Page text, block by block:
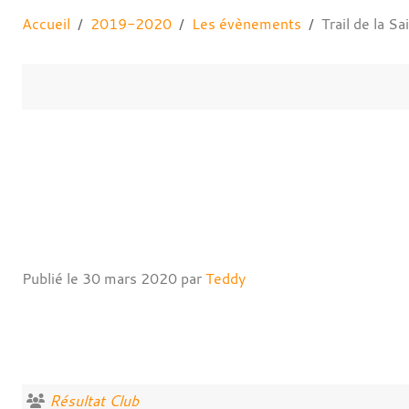
Accueil 2019-2020 Les évènements Trail de la
Publié le 30 mars 2020 parTeddy
Résultat Club